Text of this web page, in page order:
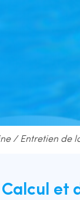
/ Entretien de
Calcul et